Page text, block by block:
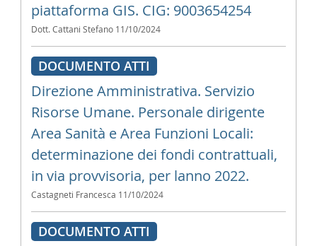
piattaforma GIS. CIG: 9003654254
Dott. Cattani Stefano 11/10/2024
DOCUMENTO ATTI
Direzione Amministrativa. Servizio
Risorse Umane. Personale dirigente
Area Sanità e Area Funzioni Locali:
determinazione dei fondi contrattuali,
in via provvisoria, per lanno 2022.
Castagneti Francesca 11/10/2024
DOCUMENTO ATTI